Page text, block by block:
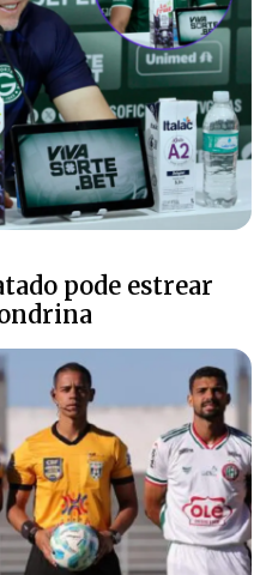
pode estrear